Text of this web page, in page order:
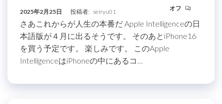
2025年2月25日 投稿者: seiryu01 オフ
さあこれからが人生の本番だ Apple Intelligenceの日
本語版が４月に出るそうです。 そのあとiPhone16
を買う予定です。 楽しみです。 このApple
IntelligenceはiPhoneの中にあるコ…